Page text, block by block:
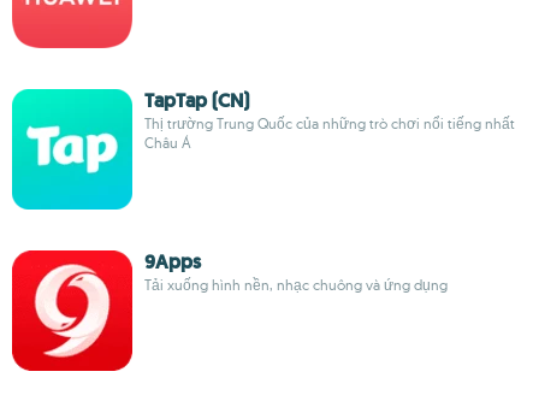
TapTap (CN)
Thị trường Trung Quốc của những trò chơi nổi tiếng nhất
Châu Á
9Apps
Tải xuống hình nền, nhạc chuông và ứng dụng